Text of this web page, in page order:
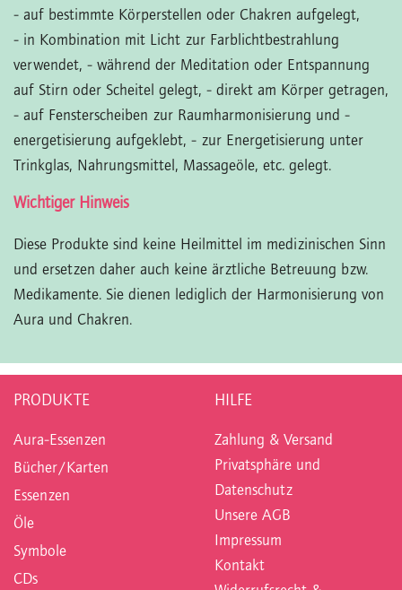
- auf bestimmte Körperstellen oder Chakren aufgelegt,
- in Kombination mit Licht zur Farblichtbestrahlung
verwendet, - während der Meditation oder Entspannung
auf Stirn oder Scheitel gelegt, - direkt am Körper getragen,
- auf Fensterscheiben zur Raumharmonisierung und -
energetisierung aufgeklebt, - zur Energetisierung unter
Trinkglas, Nahrungsmittel, Massageöle, etc. gelegt.
Wichtiger Hinweis
Diese Produkte sind keine Heilmittel im medizinischen Sinn
und ersetzen daher auch keine ärztliche Betreuung bzw.
Medikamente. Sie dienen lediglich der Harmonisierung von
Aura und Chakren.
PRODUKTE
Aura-Essenzen
Bücher/Karten
Essenzen
Öle
Symbole
CDs
HILFE
Zahlung & Versand
Privatsphäre und
Datenschutz
Unsere AGB
Impressum
Kontakt